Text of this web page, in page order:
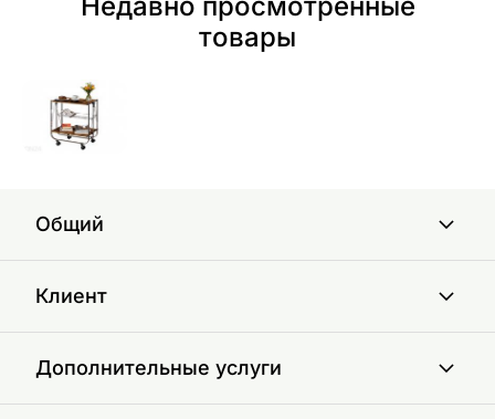
товары
Общий
Клиент
Дополнительные услуги